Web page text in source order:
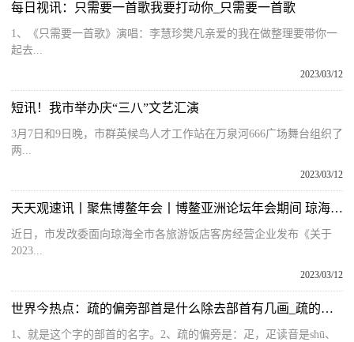
每日视讯：只需要一首歌我要打动你_只需要一首歌
1、《只需要一首歌》演唱：李慧珍樊凡亲爱的我在做整理要带你一
起去...
2023/03/12
短讯！我市举办庆“三八”文艺汇演
3月7日和9日晚，市群英候鸟人才工作站在万泉河666广场舞台组织了
两...
2023/03/12
天天观速讯丨聚焦博鳌年会丨博鳌亚洲论坛年会期间 琼海40家接待酒店实行最高限价
近日，市发改委面向琼海全市各旅游饭店客房经营企业发布《关于
2023...
2023/03/12
世界今热点：疏的偏旁部首是什么除去部首有几画_疏的偏旁部首是什么
1、就是这个字的部首的名字。2、疏的偏旁是：疋，疋读音是shū、